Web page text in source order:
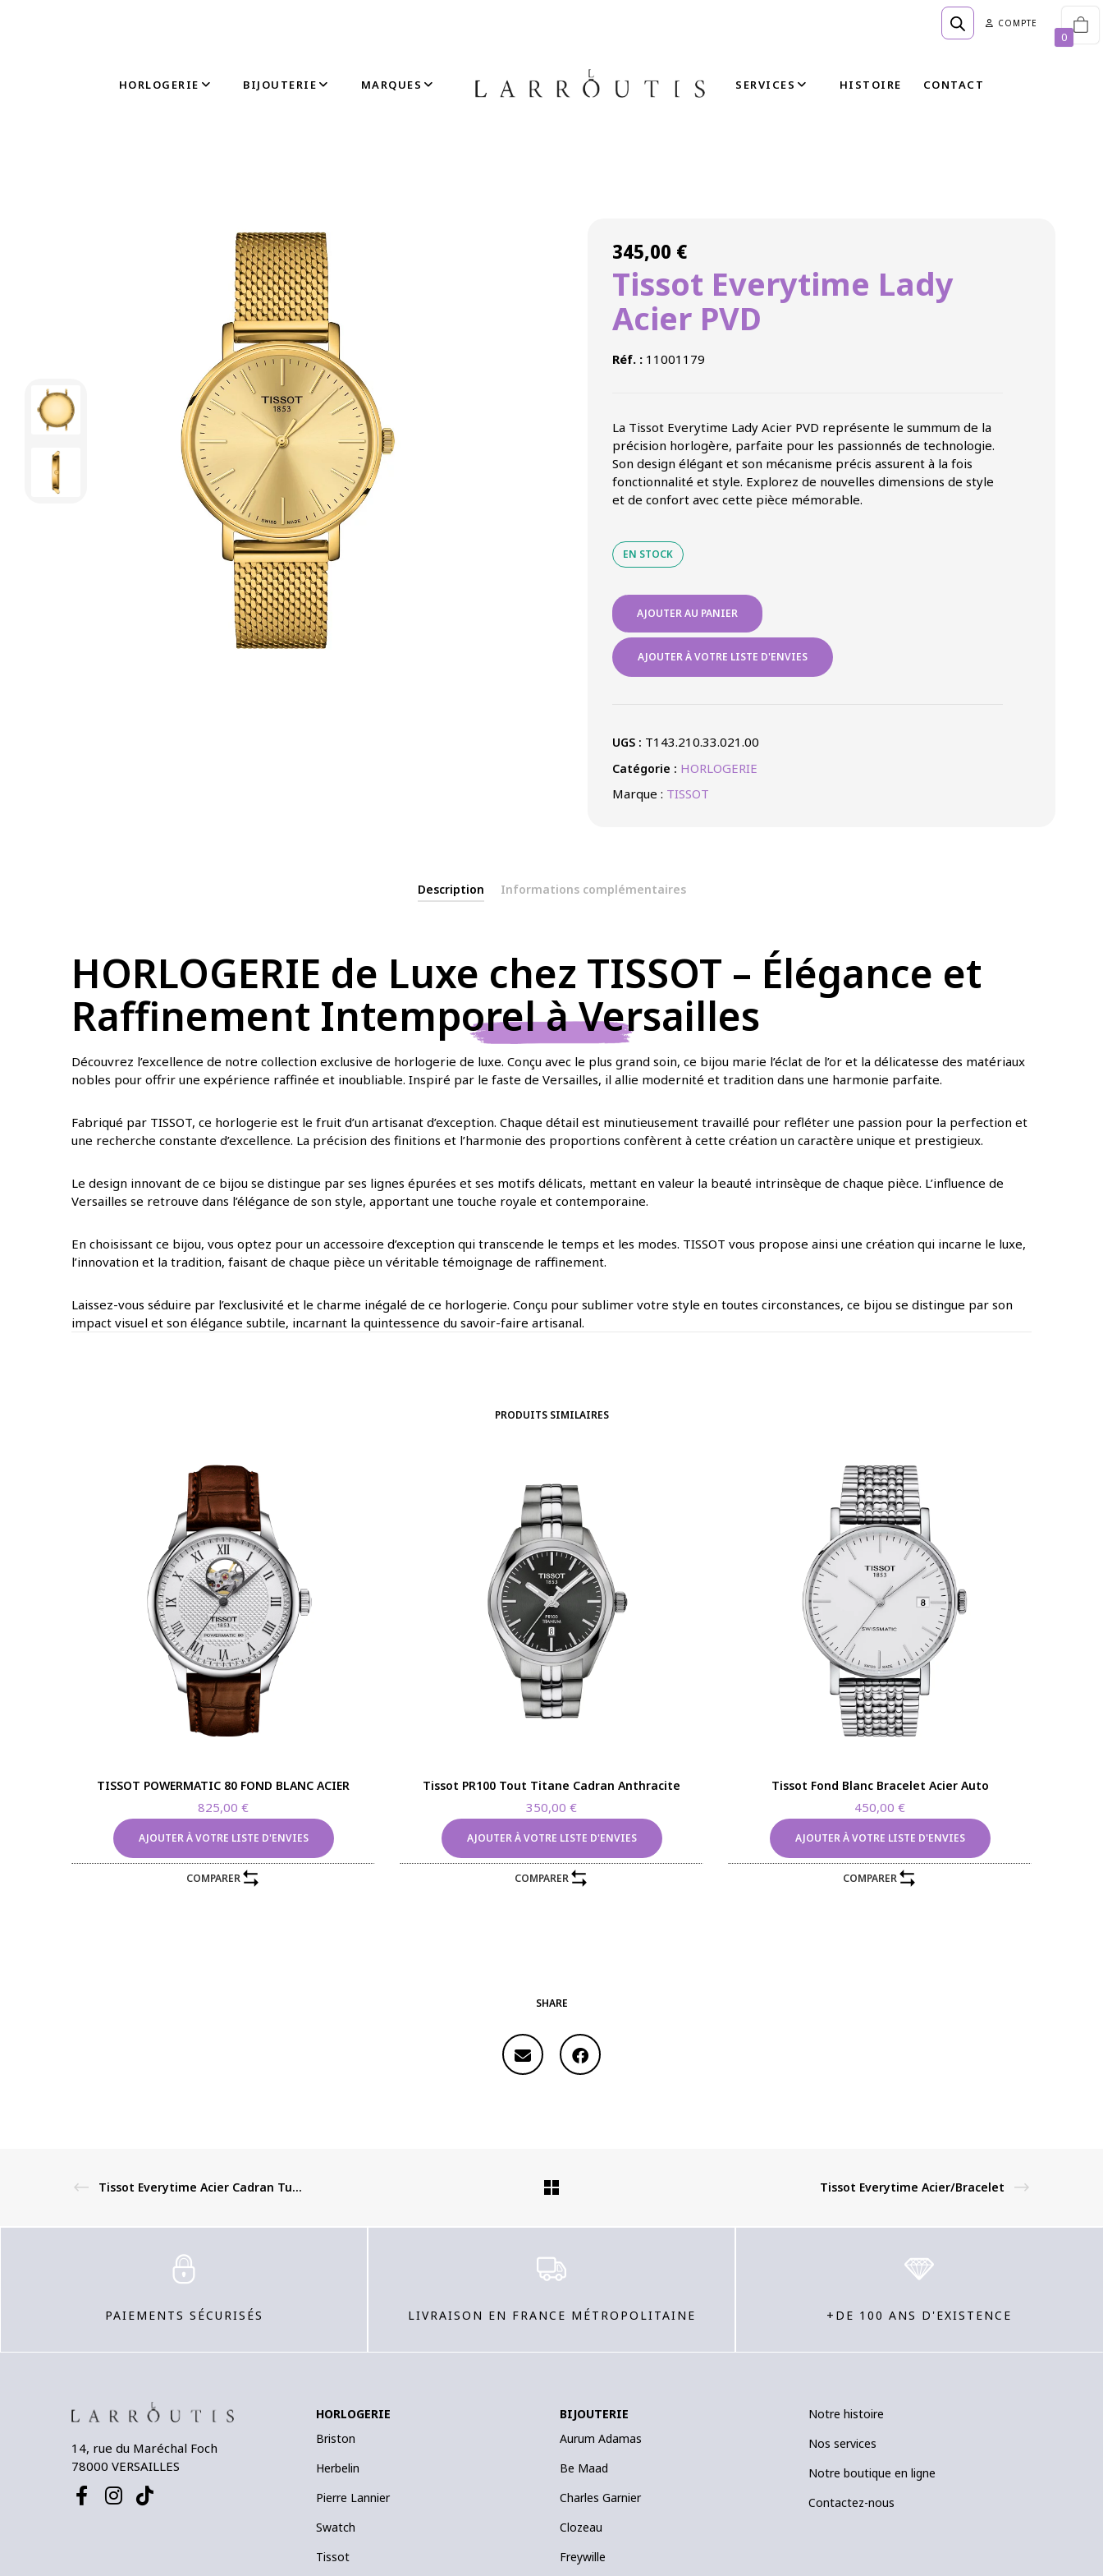
COMPTE
HORLOGERIE BIJOUTERIE MARQUES SERVICES HISTOIRE CONTACT
345,00 €
Tissot Everytime Lady
Acier PVD
Réf. :11001179
La Tissot Everytime Lady Acier PVD représente le summum de la
précision horlogère, parfaite pour les passionnés de technologie.
Son design élégant et son mécanisme précis assurent à la fois
fonctionnalité et style. Explorez de nouvelles dimensions de style
et de confort avec cette pièce mémorable.
EN STOCK
quantité
de
Tissot
Everytime
Lady
AJOUTER AU PANIER
AJOUTER À VOTRE LISTE D'ENVIES
UGS : T143.210.33.021.00
Catégorie : HORLOGERIE
Marque : TISSOT
Accueil» Boutique HORLOGERIE »Tissot Everytime Lady Acier PVD
Description Informations complémentaires
HORLOGERIE de Luxe chez TISSOT – Élégance et
Raffinement Intemporel à Versailles
Découvrez l’excellence de notre collection exclusive de horlogerie de luxe. Conçu avec le plus grand soin, ce bijou marie l’éclat de l’or et la délicatesse des matériaux
nobles pour offrir une expérience raffinée et inoubliable. Inspiré par le faste de Versailles, il allie modernité et tradition dans une harmonie parfaite.
Fabriqué par TISSOT, ce horlogerie est le fruit d’un artisanat d’exception. Chaque détail est minutieusement travaillé pour refléter une passion pour la perfection et
une recherche constante d’excellence. La précision des finitions et l’harmonie des proportions confèrent à cette création un caractère unique et prestigieux.
Le design innovant de ce bijou se distingue par ses lignes épurées et ses motifs délicats, mettant en valeur la beauté intrinsèque de chaque pièce. L’influence de
Versailles se retrouve dans l’élégance de son style, apportant une touche royale et contemporaine.
En choisissant ce bijou, vous optez pour un accessoire d’exception qui transcende le temps et les modes. TISSOT vous propose ainsi une création qui incarne le luxe,
l’innovation et la tradition, faisant de chaque pièce un véritable témoignage de raffinement.
Laissez-vous séduire par l’exclusivité et le charme inégalé de ce horlogerie. Conçu pour sublimer votre style en toutes circonstances, ce bijou se distingue par son
impact visuel et son élégance subtile, incarnant la quintessence du savoir-faire artisanal.
PRODUITS SIMILAIRES
TISSOT POWERMATIC 80 FOND BLANC ACIER
825,00 €
AJOUTER À VOTRE LISTE D'ENVIES
COMPARER
Tissot PR100 Tout Titane Cadran Anthracite
350,00 €
AJOUTER À VOTRE LISTE D'ENVIES
COMPARER
Tissot Fond Blanc Bracelet Acier Auto
450,00 €
AJOUTER À VOTRE LISTE D'ENVIES
COMPARER
SHARE
Tissot Everytime Acier Cadran Turquoise Tissot Everytime Acier/Bracelet
PAIEMENTS SÉCURISÉS LIVRAISON EN FRANCE MÉTROPOLITAINE +DE 100 ANS D'EXISTENCE
14, rue du Maréchal Foch
78000 VERSAILLES
HORLOGERIE
Briston
Herbelin
Pierre Lannier
Swatch
Tissot
BIJOUTERIE
Aurum Adamas
Be Maad
Charles Garnier
Clozeau
Freywille
Notre histoire
Nos services
Notre boutique en ligne
Contactez-nous
0